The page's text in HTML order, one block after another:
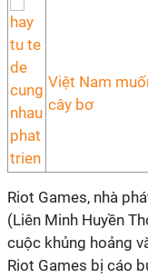
Việt Nam
cây bơ
Riot Games, nhà
(Liên Minh Huyền
cuộc khủng hoảng
Riot Games bị cáo